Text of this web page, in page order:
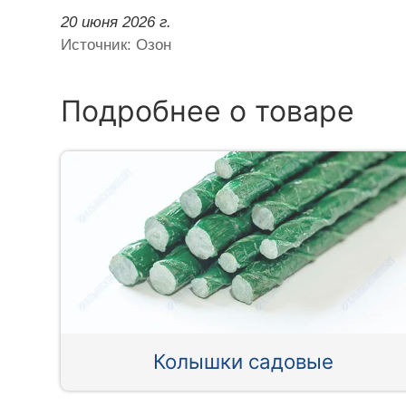
20 июня 2026 г.
Источник: Озон
Подробнее о товаре
Колышки садовые